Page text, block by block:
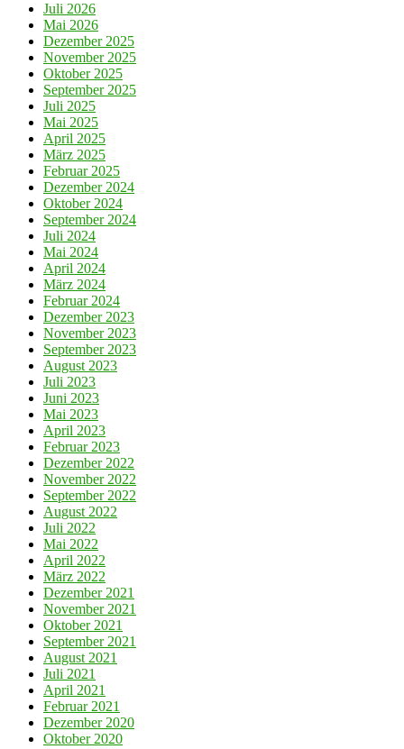
Juli 2026
Mai 2026
Dezember 2025
November 2025
Oktober 2025
September 2025
Juli 2025
Mai 2025
April 2025
März 2025
Februar 2025
Dezember 2024
Oktober 2024
September 2024
Juli 2024
Mai 2024
April 2024
März 2024
Februar 2024
Dezember 2023
November 2023
September 2023
August 2023
Juli 2023
Juni 2023
Mai 2023
April 2023
Februar 2023
Dezember 2022
November 2022
September 2022
August 2022
Juli 2022
Mai 2022
April 2022
März 2022
Dezember 2021
November 2021
Oktober 2021
September 2021
August 2021
Juli 2021
April 2021
Februar 2021
Dezember 2020
Oktober 2020